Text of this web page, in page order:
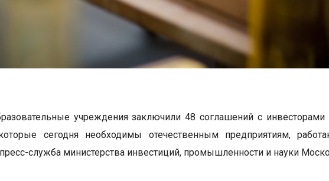
учреждения заключили 48 соглашений с
сегодня необходимы отечественным предприятиям,
служба министерства инвестиций, промышленности и науки